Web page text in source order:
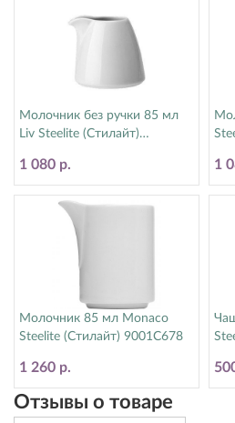
Молочник без ручки 85 мл
Liv Steelite (Стилайт)
1 080 р. 1
Молочник 85 мл Monaco
Steelite (Стилайт) 9001C678
1 260 р.
Отзывы о товаре